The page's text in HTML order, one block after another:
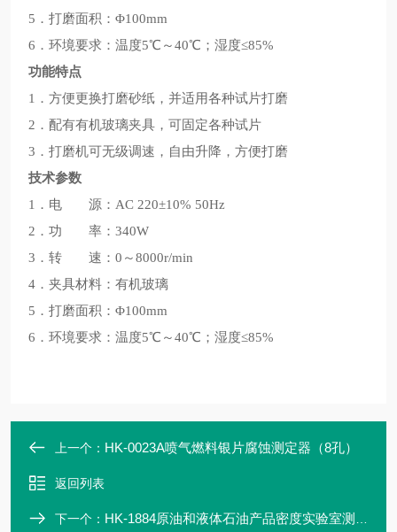
5．打磨面积：Φ100mm
6．环境要求：温度5℃～40℃；湿度≤85%
功能特点
1．方便更换打磨砂纸，并适用各种试片打磨
2．配有有机玻璃夹具，可固定各种试片
3．打磨机可无级调速，自由升降，方便打磨
技术参数
1．电 源：AC 220±10% 50Hz
2．功 率：340W
3．转 速：0～8000r/min
4．夹具材料：有机玻璃
5．打磨面积：Φ100mm
6．环境要求：温度5℃～40℃；湿度≤85%
上一个： HK-0023A喷气燃料银片腐蚀测定器（8孔）
返回列表
下一个： HK-1884原油和液体石油产品密度实验室测定器